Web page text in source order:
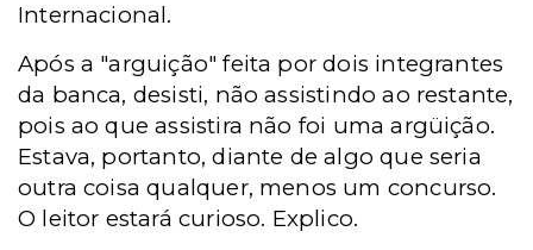
Internacional.
Após a "arguição" feita por dois integrantes
da banca, desisti, não assistindo ao restante,
pois ao que assistira não foi uma argüição.
Estava, portanto, diante de algo que seria
outra coisa qualquer, menos um concurso.
O leitor estará curioso. Explico.